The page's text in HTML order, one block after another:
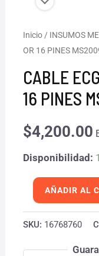
Inicio / INSUMOS
OR 16 PINES
CABLE
16 PINES
$4,200.00
Disponibilidad:
CABLE
ECG
MULTIMED
PLUS
OR
16
MS20094
DRAGER
cantidad
AÑADIR AL
SKU: 16768760